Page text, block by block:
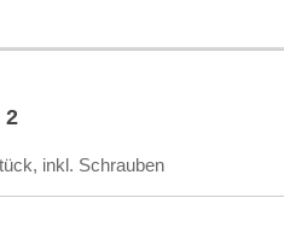
2
inkl. Schrauben